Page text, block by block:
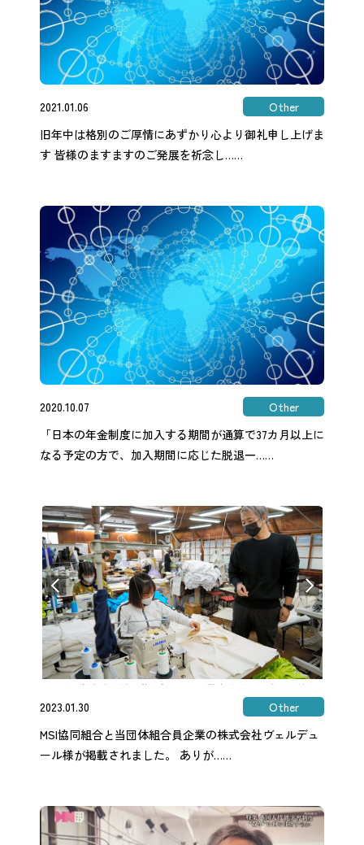
2021.01.06
Other
旧年中は格別のご厚情にあずかり心より御礼申し上げま
す 皆様のますますのご発展を祈念し……
2020.10.07
Other
「日本の年金制度に加入する期間が通算で37カ月以上に
なる予定の方で、加入期間に応じた脱退一……
2023.01.30
Other
MSI協同組合と当団体組合員企業の株式会社ヴェルデュ
ール様が掲載されました。 ありが……